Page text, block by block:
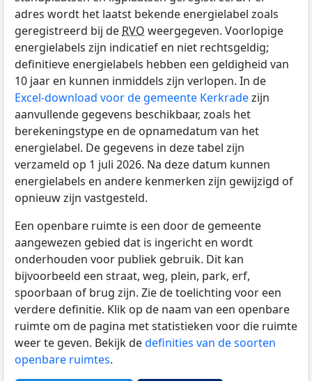
adres wordt het laatst bekende energielabel zoals
geregistreerd bij de RVO weergegeven. Voorlopige
energielabels zijn indicatief en niet rechtsgeldig;
definitieve energielabels hebben een geldigheid van
10 jaar en kunnen inmiddels zijn verlopen. In de
Excel-download voor de gemeente Kerkradezijn
aanvullende gegevens beschikbaar, zoals het
berekeningstype en de opnamedatum van het
energielabel. De gegevens in deze tabel zijn
verzameld op 1 juli 2026. Na deze datum kunnen
energielabels en andere kenmerken zijn gewijzigd of
opnieuw zijn vastgesteld.
Een openbare ruimte is een door de gemeente
aangewezen gebied dat is ingericht en wordt
onderhouden voor publiek gebruik. Dit kan
bijvoorbeeld een straat, weg, plein, park, erf,
spoorbaan of brug zijn. Zie de toelichting voor een
verdere definitie. Klik op de naam van een openbare
ruimte om de pagina met statistieken voor die ruimte
weer te geven. Bekijk dedefinities van de soorten
openbare ruimtes.